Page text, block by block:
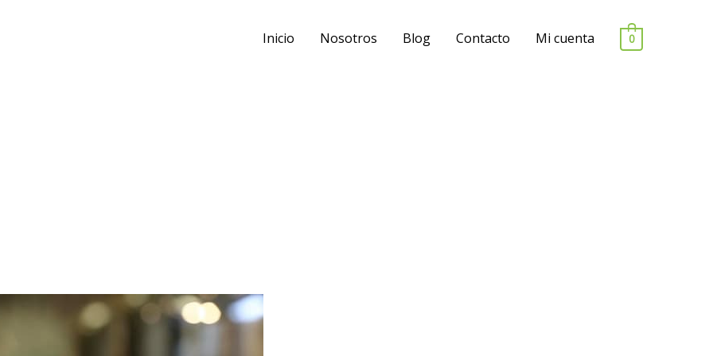
Inicio Nosotros Blog Contacto Mi cuenta 0